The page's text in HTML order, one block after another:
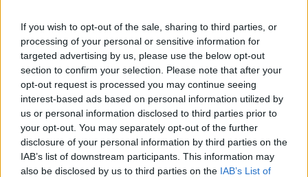
If you wish to opt-out of the sale, sharing to third parties, or
processing of your personal or sensitive information for
targeted advertising by us, please use the below opt-out
section to confirm your selection. Please note that after your
opt-out request is processed you may continue seeing
interest-based ads based on personal information utilized by
us or personal information disclosed to third parties prior to
your opt-out. You may separately opt-out of the further
disclosure of your personal information by third parties on the
IAB’s list of downstream participants. This information may
also be disclosed by us to third parties on the IAB’s List of
ΤτΕ: Μειώθηκε η ζήτηση για στεγαστικά
δάνεια το β΄ τρίμηνο του 2025 –
Αναλυτικά τα στοιχεία